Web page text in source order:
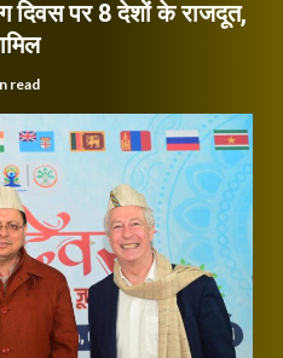
दिवस पर 8 देशों के राजदूत,
read